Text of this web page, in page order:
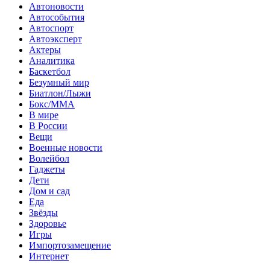
Автоновости
Автособытия
Автоспорт
Автоэксперт
Актеры
Аналитика
Баскетбол
Безумный мир
Биатлон/Лыжи
Бокс/MMA
В мире
В России
Вещи
Военные новости
Волейбол
Гаджеты
Дети
Дом и сад
Еда
Звёзды
Здоровье
Игры
Импортозамещение
Интернет